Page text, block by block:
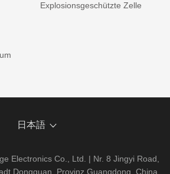
Explosionsgeschützte Zelle
日本語
Electronics Co., Ltd. | Nr. 8 Jingyi Road,
Dongguan, Provinz Guangdong, China